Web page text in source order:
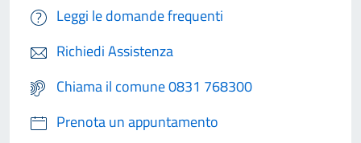
Leggi le domande frequenti
Richiedi Assistenza
Chiama il comune 0831 768300
Prenota un appuntamento